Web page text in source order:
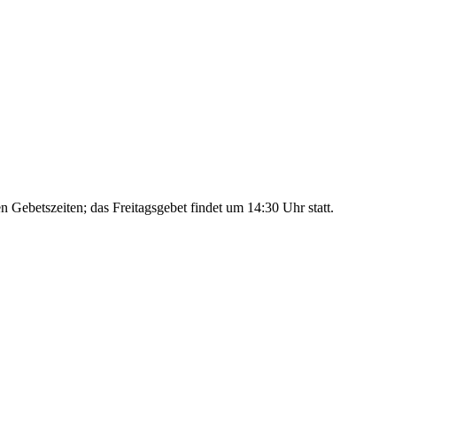
das Freitagsgebet findet um 14:30 Uhr statt.